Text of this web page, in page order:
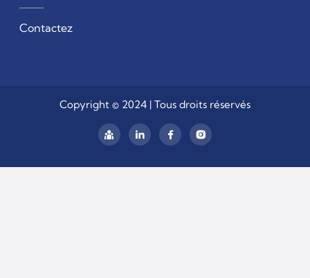
Contactez
Copyright © 2024 | Tous droits réservés